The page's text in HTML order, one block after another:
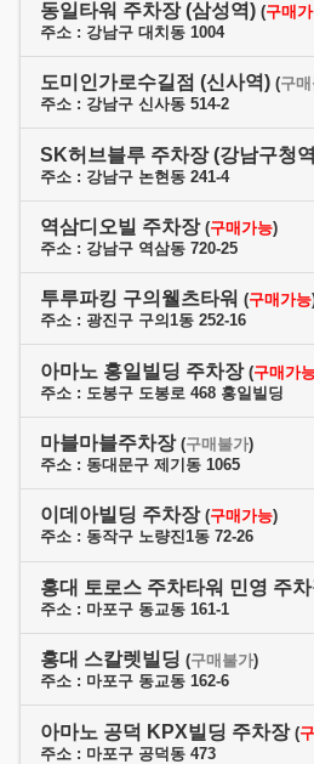
동일타워 주차장 (삼성역) (구매
주소 : 강남구 대치동 1004
도미인가로수길점 (신사역) (구
주소 : 강남구 신사동 514-2
SK허브블루 주차장 (강남구청
주소 : 강남구 논현동 241-4
역삼디오빌 주차장 (구매가능)
주소 : 강남구 역삼동 720-25
투루파킹 구의웰츠타워 (구매가능
주소 : 광진구 구의1동 252-16
아마노 홍일빌딩 주차장 (구매가
주소 : 도봉구 도봉로 468 홍일빌딩
마블마블주차장 (구매불가)
주소 : 동대문구 제기동 1065
이데아빌딩 주차장 (구매가능)
주소 : 동작구 노량진1동 72-26
홍대 토로스 주차타워 민영 주
주소 : 마포구 동교동 161-1
홍대 스칼렛빌딩 (구매불가)
주소 : 마포구 동교동 162-6
아마노 공덕 KPX빌딩 주차장 (
주소 : 마포구 공덕동 473